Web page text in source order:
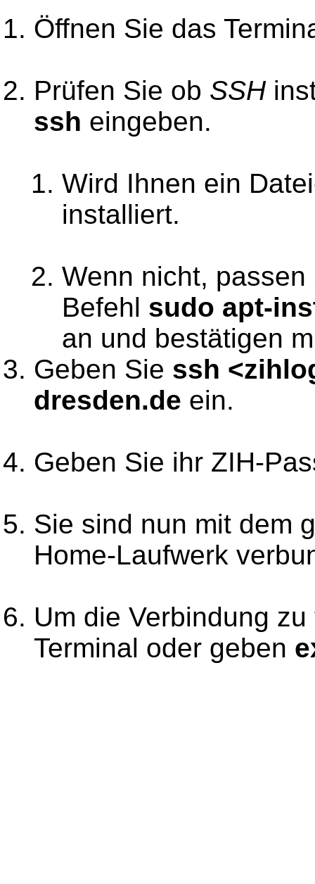
Öffnen Sie das
Prüfen Sie ob SSH
ssh eingeben.
Wird Ihnen ein
installiert.
Wenn nicht,
Befehl sudo apt-
an und bestätigen
Geben Sie ssh
dresden.de ein.
Geben Sie ihr ZIH-
Sie sind nun mit dem
Home-Laufwerk
Um die Verbindung
Terminal oder geben